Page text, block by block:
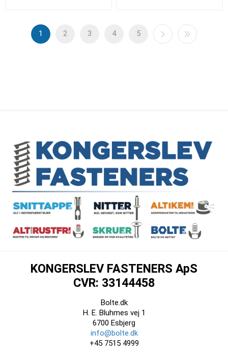
1 2 3 4 5
KONGERSLEV FASTENERS ApS
CVR: 33144458
Bolte.dk
H. E. Bluhmes vej 1
6700 Esbjerg
info@bolte.dk
+45 7515 4999